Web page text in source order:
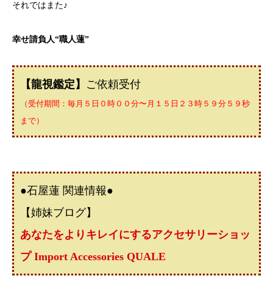
それではまた♪
幸せ請負人“職人蓮”
【龍視鑑定】 ご依頼受付
（受付期間：毎月５日０時００分〜月１５日２３時５９分５９秒
まで）
●石屋蓮 関連情報●
【姉妹ブログ】
あなたをよりキレイにするアクセサリーショッ
プ Import Accessories QUALE